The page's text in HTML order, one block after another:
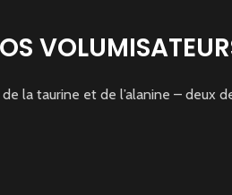
la taurine et de l’alanine – deux